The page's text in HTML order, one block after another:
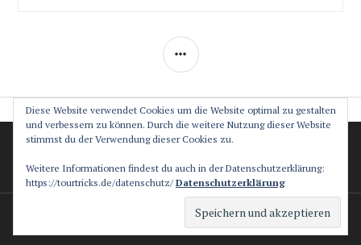
SEITENLEISTE
Datenschutz
Impressum
Stolz präsentiert von WordPress
Theme: Canard von
Automattic.
Diese Website verwendet Cookies um die Website optimal zu gestalten
und verbessern zu können. Durch die weitere Nutzung dieser Website
stimmst du der Verwendung dieser Cookies zu.
Weitere Informationen findest du auch in der Datenschutzerklärung:
https://tourtricks.de/datenschutz/Datenschutzerklärung